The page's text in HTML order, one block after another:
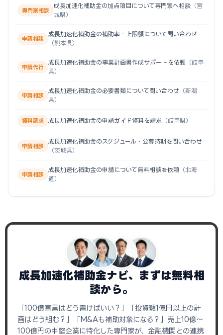
専門家相談
成長加速化補助金の加点項目について専門家へ相談 （宮
城県）
申請相談
成長加速化補助金の補助率・上限額について問い合わせ
（熊本県）
申請代行
成長加速化補助金の事業計画書作成サポートを依頼 （岐阜
県）
申請相談
成長加速化補助金の必要書類について問い合わせ （新潟
県）
資料請求 成長加速化補助金の申請ガイド資料を請求 （岐阜県）
申請相談
成長加速化補助金のスケジュール・公募時期を問い合わせ
（茨城県）
申請相談
成長加速化補助金の申請について無料相談を依頼 （北海
道）
成長加速化補助金ナビ、まずは無料相
談から。
「100億宣言はどう書けばいい？」「投資額1億円以上の計
画はどう組む？」「M&Aも補助対象になる？」売上10億〜
100億円の中堅企業に特化した専門家が、金融機関との連携